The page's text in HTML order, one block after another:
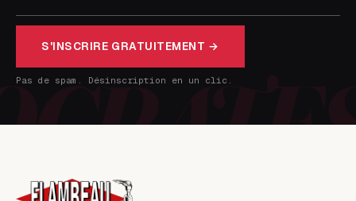
S'INSCRIRE GRATUITEMENT →
Pas de spam. Désinscription en un clic.